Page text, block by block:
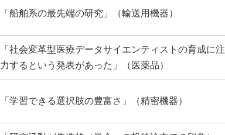
「船舶系の最先端の研究」（輸送用機器）
「社会変革型医療データサイエンティストの育成に注
力するという発表があった」（医薬品）
「学習できる選択肢の豊富さ」（精密機器）